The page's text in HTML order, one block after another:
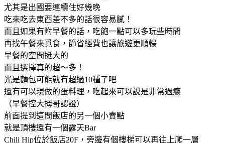
尤其是出國要連續住好幾晚
吃來吃去東西差不多的話很容易膩！
而且如果有附早餐的話，吃飽一點可以多玩些時間
再找午餐來覓食，節省經費也讓旅遊更順暢
早餐的空間挺大的
而且選擇真的超～多！
光是麵包可能就有超過10種了吧
還有可以現做的蛋料理，吃起來可以說是非常過癮
（早餐控大拇哥認證）
前面提到這間飯店的另一個小賣點
就是頂樓還有一個露天Bar
Chili Hip位於飯店20F，旁邊有個樓梯可以再往上爬一層